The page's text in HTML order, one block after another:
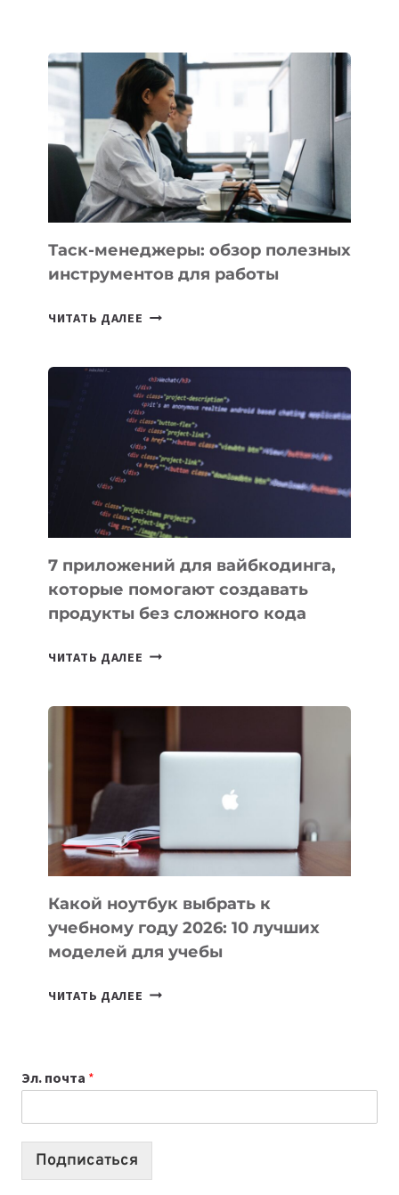
НОВЫЕ
ПРЕДМЕТЫ
ПО
ИСКУССТВЕННОМУ
ИНТЕЛЛЕКТУ
Таск-менеджеры: обзор полезных
инструментов для работы
ЧИТАТЬ ДАЛЕЕ ТАСК-
ПОЛЕЗНЫХ
ИНСТРУМЕНТОВ
ДЛЯ
РАБОТЫ
7 приложений для вайбкодинга,
которые помогают создавать
продукты без сложного кода
ЧИТАТЬ ДАЛЕЕ 7
ПОМОГАЮТ
СОЗДАВАТЬ
БЕЗ
СЛОЖНОГО
КОДА
Какой ноутбук выбрать к
учебному году 2026: 10 лучших
моделей для учебы
ЧИТАТЬ ДАЛЕЕ КАКОЙ
2026:
10
Эл. почта *
Подписаться